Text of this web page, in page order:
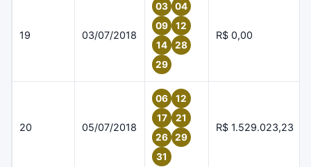
19 03/07/2018
03
04
09
12
14
28
29
R$ 0,00
20 05/07/2018
06
12
17
21
26
29
31
R$ 1.529.023,23